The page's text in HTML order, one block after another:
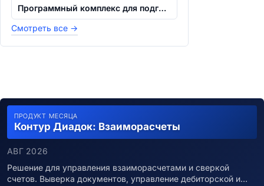
Программный комплекс для подготовки сп...
Смотреть все →
ПРОДУКТ МЕСЯЦА
Контур Диадок: Взаиморасчеты
АВГ 2026
Решение для управления взаиморасчетами и сверкой
счетов. Выверка документов, управление дебиторской и…